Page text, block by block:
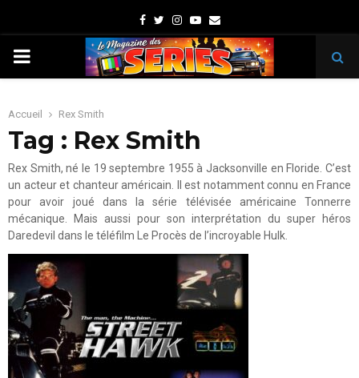
Facebook
TwitterInstagram
Youtube
Email
PRIMARY
Accueil Rex Smith
Tag : Rex Smith
Rex Smith, né le 19 septembre 1955 à Jacksonville en Floride. C’est
un acteur et chanteur américain. Il est notamment connu en France
pour avoir joué dans la série télévisée américaine Tonnerre
mécanique. Mais aussi pour son interprétation du super héros
Daredevil dans le téléfilm Le Procès de l’incroyable Hulk.